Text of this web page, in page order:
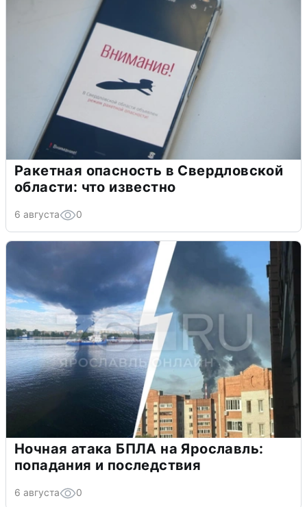
Ракетная опасность в Свердловской
области: что известно
6 августа 0
Ночная атака БПЛА на Ярославль:
попадания и последствия
6 августа 0